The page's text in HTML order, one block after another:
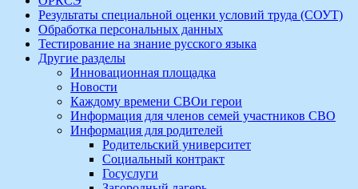
Результаты специальной оценки условий труда (СОУТ)
Обработка персональных данных
Тестирование на знание русского языка
Другие разделы
Инновационная площадка
Новости
Каждому времени СВОи герои
Информация для членов семей участников СВО
Информация для родителей
Родительский университет
Социальный контракт
Госуслуги